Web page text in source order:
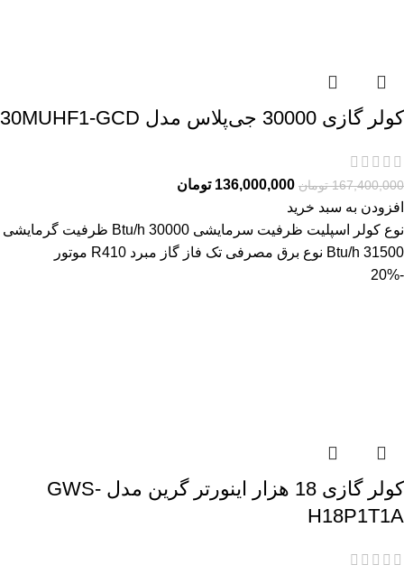
کولر گازی 30000 جی‌پلاس مدل 30MUHF1-GCD
167,400,000 تومان 136,000,000 تومان
افزودن به سبد خرید
نوع کولر اسپلیت ظرفیت سرمایشی Btu/h 30000 ظرفیت گرمایشی
Btu/h 31500 نوع برق مصرفی تک فاز گاز مبرد R410 موتور
-20%
کولر گازی 18 هزار اینورتر گرین مدل GWS-
H18P1T1A